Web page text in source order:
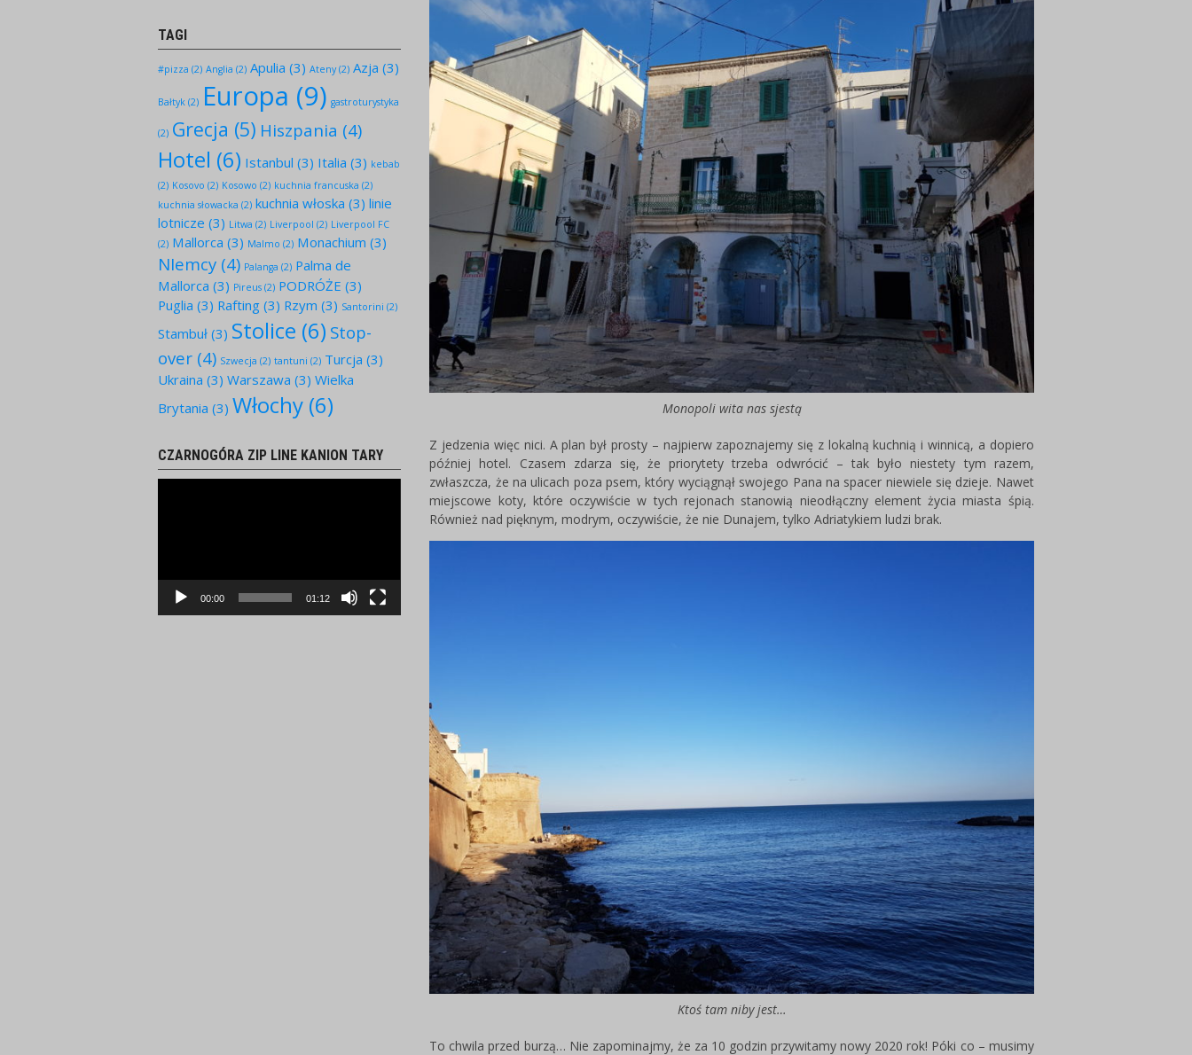
Monopoli wita nas sjestą
Z jedzenia więc nici. A plan był prosty – najpierw zapoznajemy się z lokalną kuchnią i winnicą, a dopiero
później hotel. Czasem zdarza się, że priorytety trzeba odwrócić – tak było niestety tym razem,
zwłaszcza, że na ulicach poza psem, który wyciągnął swojego Pana na spacer niewiele się dzieje. Nawet
miejscowe koty, które oczywiście w tych rejonach stanowią nieodłączny element życia miasta śpią.
Również nad pięknym, modrym, oczywiście, że nie Dunajem, tylko Adriatykiem ludzi brak.
Ktoś tam niby jest…
To chwila przed burzą… Nie zapominajmy, że za 10 godzin przywitamy nowy 2020 rok! Póki co – musimy
TAGI
#pizza (2) Anglia (2) Apulia (3) Ateny(2) Azja (3)
Bałtyk (2) Europa (9) gastroturystyka
(2) Grecja (5) Hiszpania (4)
Hotel (6) Istanbul (3) Italia (3) kebab
(2) Kosovo (2) Kosowo (2) kuchnia francuska (2)
kuchnia słowacka (2) kuchnia włoska (3) linie
lotnicze (3) Litwa (2) Liverpool (2) Liverpool FC
(2) Mallorca (3) Malmo (2) Monachium (3)
NIemcy (4) Palanga (2) Palma de
Mallorca (3) Pireus (2) PODRÓŻE (3)
Puglia (3) Rafting (3) Rzym (3) Santorini (2)
Stambuł (3) Stolice (6) Stop-
over (4) Szwecja (2) tantuni (2) Turcja (3)
Ukraina (3) Warszawa (3) Wielka
Brytania (3) Włochy (6)
CZARNOGÓRA ZIP LINE KANION TARY
00:00 01:12